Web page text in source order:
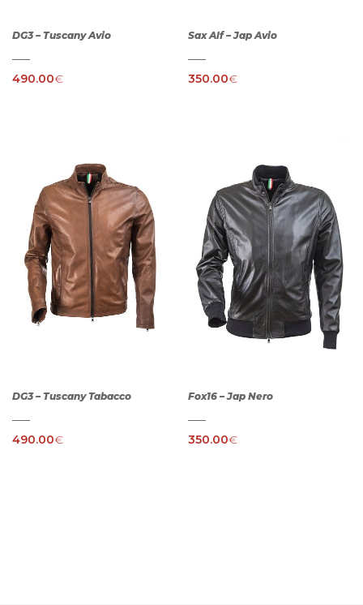
DG3 – Tuscany Avio
490.00€
Sax Alf – Jap Avio
350.00€
DG3 – Tuscany Tabacco
490.00€
Fox16 – Jap Nero
350.00€